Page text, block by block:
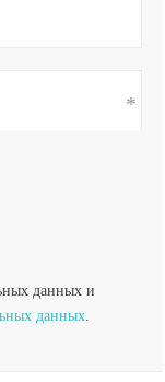
данных и
данных